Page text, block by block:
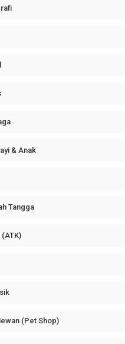
& Anak
Tangga
(Pet Shop)